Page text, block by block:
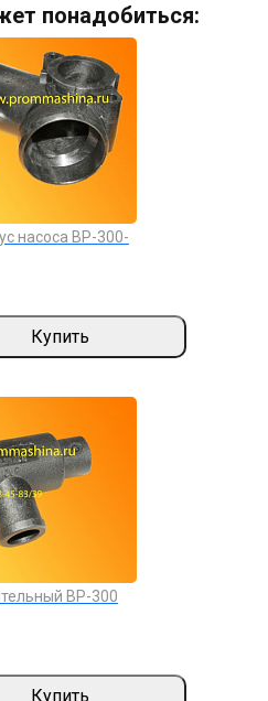
понадобиться:
насоса ВР-300-
Купить
ВР-300
Купить